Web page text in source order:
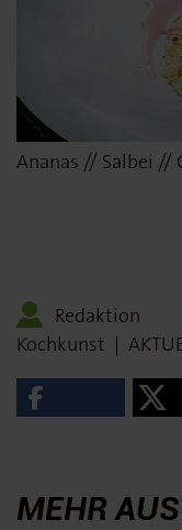
Ananas // Salbei //
Redaktion
Kochkunst |
MEHR